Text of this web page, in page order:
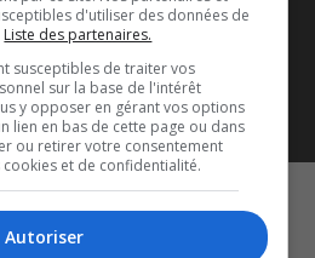
est diffusé
sur1033 HD2
aussi sur…
d'utiliser des données de
Liste des partenaires.
susceptibles de traiter vos
sur la base de l'intérêt
y opposer en gérant vos options
lien en bas de cette page ou dans
ou retirer votre consentement
et de confidentialité.
Autoriser